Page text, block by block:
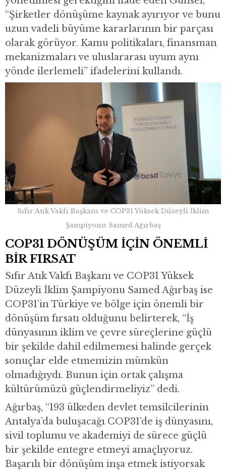
“Şirketler dönüşüme kaynak ayırıyor ve bunu
uzun vadeli büyüme kararlarının bir parçası
olarak görüyor. Kamu politikaları, finansman
mekanizmaları ve uluslararası uyum aynı
yönde ilerlemeli” ifadelerini kullandı.
Sıfır Atık Vakfı Başkanı ve COP31 Yüksek Düzeyli İklim
Şampiyonu Samed Ağırbaş
COP31 DÖNÜŞÜM İÇİN ÖNEMLİ
BİR FIRSAT
Sıfır Atık Vakfı Başkanı ve COP31 Yüksek
Düzeyli İklim Şampiyonu Samed Ağırbaş ise
COP31’in Türkiye ve bölge için önemli bir
dönüşüm fırsatı olduğunu belirterek, “İş
dünyasının iklim ve çevre süreçlerine güçlü
bir şekilde dahil edilmemesi halinde gerçek
sonuçlar elde etmemizin mümkün
olmadığıydı. Bunun için ortak çalışma
kültürümüzü güçlendirmeliyiz” dedi.
Ağırbaş, “193 ülkeden devlet temsilcilerinin
Antalya’da buluşacağı COP31’de iş dünyasını,
sivil toplumu ve akademiyi de sürece güçlü
bir şekilde entegre etmeyi amaçlıyoruz.
Başarılı bir dönüşüm inşa etmek istiyorsak